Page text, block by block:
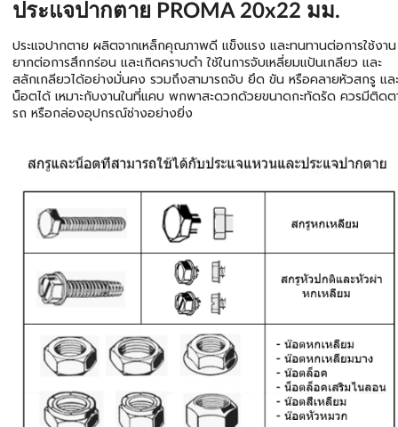
ประแจปากตาย PROMA 20x22 มม.
ประแจปากตาย ผลิตจากเหล็กคุณภาพดี แข็งแรง และทนทานต่อการใช้งาน
ยากต่อการสึกกร่อน และเกิดคราบดำ ใช้ในการจับเหลี่ยมแป้นเกลียว และ
สลักเกลียวได้อย่างมั่นคง รวมถึงสามารถจับ ยึด ขัน หรือคลายหัวสกรู แล
น็อตได้ เหมาะกับงานในที่แคบ พกพาสะดวกด้วยขนาดกะทัดรัด ควรมีติดต
รถ หรือกล่องอุปกรณ์ช่างอย่างยิ่ง